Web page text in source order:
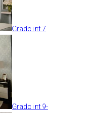
Grado int 7
Grado int 9-